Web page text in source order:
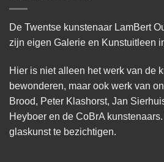
De Twentse kunstenaar LamBert
zijn eigen Galerie en Kunstuitleen
Hier is niet alleen het werk van de
bewonderen, maar ook werk van
Brood, Peter Klashorst, Jan
Heyboer en de CoBrA
glaskunst te bezichtigen.